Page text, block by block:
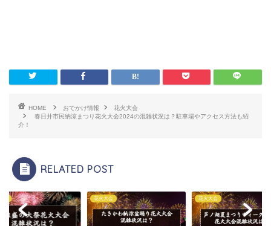
HOME おでかけ情報
花火大会
春日井市民納涼まつり花火大会2024の混雑状況は？駐車場やアクセス方法も紹
介！
RELATED POST
花火大会 花火大会